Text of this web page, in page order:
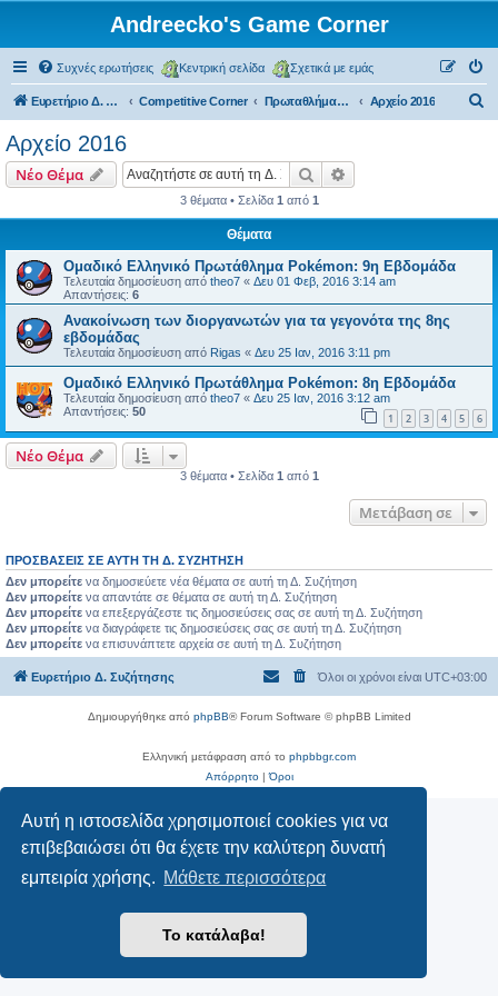
Αυτή η ιστοσελίδα χρησιμοποιεί cookies για να
επιβεβαιώσει ότι θα έχετε την καλύτερη δυνατή
εμπειρία χρήσης. Μάθετε περισσότερα
Το κατάλαβα!
Andreecko's Game Corner
Συχνές ερωτήσεις Κεντρική σελίδα Σχετικά με εμάς
Ευρετήριο Δ. Συζήτησης Competitive Corner Πρωταθλήματα και Τουρνουά (μη επίσημα) Αρχείο 2016
Αρχείο 2016
Νέο Θέμα Αναζήτηση
3 θέματα • Σελίδα 1 από 1
Θέματα
Ομαδικό Ελληνικό Πρωτάθλημα Pokémon: 9η Εβδομάδα
Τελευταία δημοσίευση από theo7 « Δευ 01 Φεβ, 2016 3:14 am
Απαντήσεις: 6
Ανακοίνωση των διοργανωτών για τα γεγονότα της 8ης
εβδομάδας
Τελευταία δημοσίευση από Rigas « Δευ 25 Ιαν, 2016 3:11 pm
Ομαδικό Ελληνικό Πρωτάθλημα Pokémon: 8η Εβδομάδα
Τελευταία δημοσίευση από theo7 « Δευ 25 Ιαν, 2016 3:12 am
Απαντήσεις: 50 1 2 3 4 5 6
Νέο Θέμα
3 θέματα • Σελίδα 1 από 1
Μετάβαση σε
ΠΡΟΣΒΆΣΕΙΣ ΣΕ ΑΥΤΉ ΤΗ Δ. ΣΥΖΉΤΗΣΗ
Δεν μπορείτε να δημοσιεύετε νέα θέματα σε αυτή τη Δ. Συζήτηση
Δεν μπορείτε να απαντάτε σε θέματα σε αυτή τη Δ. Συζήτηση
Δεν μπορείτε να επεξεργάζεστε τις δημοσιεύσεις σας σε αυτή τη Δ. Συζήτηση
Δεν μπορείτε να διαγράφετε τις δημοσιεύσεις σας σε αυτή τη Δ. Συζήτηση
Δεν μπορείτε να επισυνάπτετε αρχεία σε αυτή τη Δ. Συζήτηση
Ευρετήριο Δ. Συζήτησης Όλοι οι χρόνοι είναι UTC+03:00
Δημιουργήθηκε από phpBB® Forum Software © phpBB Limited
Ελληνική μετάφραση από το phpbbgr.com
Απόρρητο|Όροι